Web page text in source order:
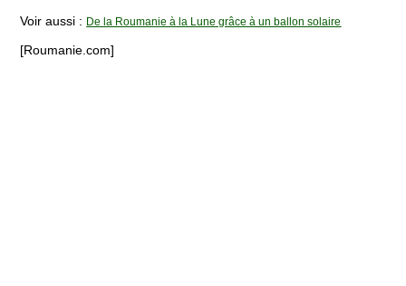
Voir aussi : De la Roumanie à la Lune grâce à un ballon solaire
[Roumanie.com]